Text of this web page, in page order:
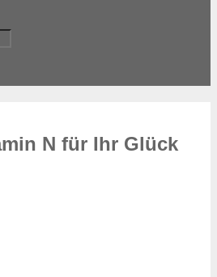
N für Ihr Glück